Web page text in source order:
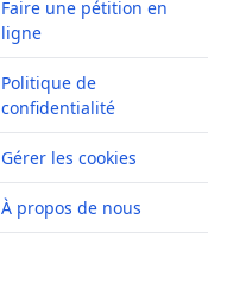
Faire une pétition en
ligne
Politique de
confidentialité
Gérer les cookies
À propos de nous